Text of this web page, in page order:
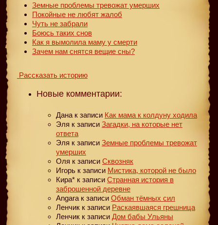
Земные проблемы тревожат умерших
Покойные не любят жалоб
Чуть не забрали
Боюсь таких снов
Как я вымолила маму у смерти
Зачем нам снятся вещие сны?
Рассказать историю
Новые комментарии:
Дана к записи Как мама к колдуну ходила
Эля к записи Загадки, на которые нет
ответа
Эля к записи Земные проблемы тревожат
умерших
Оля к записи Сквозняк
Игорь к записи Мистика, которой не было
Кира* к записи Странная история в
заброшенной деревне
Angara к записи Обман тёмных сил
Ленчик к записи Раскаявшаяся грешница
Ленчик к записи Дом бабы Ульяны